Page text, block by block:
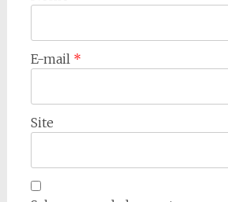
E-mail *
Site